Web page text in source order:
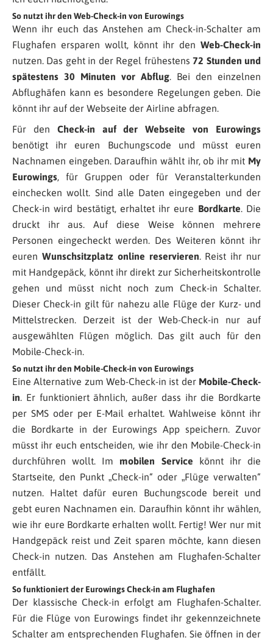
So nutzt ihr den Web-Check-in von Eurowings
Wenn ihr euch das Anstehen am Check-in-Schalter am
Flughafen ersparen wollt, könnt ihr den Web-Check-in
nutzen. Das geht in der Regel frühestens72 Stunden und
spätestens 30 Minuten vor Abflug. Bei den einzelnen
Abflughäfen kann es besondere Regelungen geben. Die
könnt ihr auf der Webseite der Airline abfragen.
Für den Check-in auf der Webseite von Eurowings
benötigt ihr euren Buchungscode und müsst euren
Nachnamen eingeben. Daraufhin wählt ihr, ob ihr mit My
Eurowings, für Gruppen oder für Veranstalterkunden
einchecken wollt. Sind alle Daten eingegeben und der
Check-in wird bestätigt, erhaltet ihr eure Bordkarte. Die
druckt ihr aus. Auf diese Weise können mehrere
Personen eingecheckt werden. Des Weiteren könnt ihr
euren Wunschsitzplatz online reservieren. Reist ihr nur
mit Handgepäck, könnt ihr direkt zur Sicherheitskontrolle
gehen und müsst nicht noch zum Check-in Schalter.
Dieser Check-in gilt für nahezu alle Flüge der Kurz- und
Mittelstrecken. Derzeit ist der Web-Check-in nur auf
ausgewählten Flügen möglich. Das gilt auch für den
Mobile-Check-in.
So nutzt ihr den Mobile-Check-in von Eurowings
Eine Alternative zum Web-Check-in ist der Mobile-Check-
in. Er funktioniert ähnlich, außer dass ihr die Bordkarte
per SMS oder per E-Mail erhaltet. Wahlweise könnt ihr
die Bordkarte in der Eurowings App speichern. Zuvor
müsst ihr euch entscheiden, wie ihr den Mobile-Check-in
durchführen wollt. Immobilen Service könnt ihr die
Startseite, den Punkt „Check-in“ oder „Flüge verwalten“
nutzen. Haltet dafür euren Buchungscode bereit und
gebt euren Nachnamen ein. Daraufhin könnt ihr wählen,
wie ihr eure Bordkarte erhalten wollt. Fertig! Wer nur mit
Handgepäck reist und Zeit sparen möchte, kann diesen
Check-in nutzen. Das Anstehen am Flughafen-Schalter
entfällt.
So funktioniert der Eurowings Check-in am Flughafen
Der klassische Check-in erfolgt am Flughafen-Schalter.
Für die Flüge von Eurowings findet ihr gekennzeichnete
Schalter am entsprechenden Flughafen. Sie öffnen in der